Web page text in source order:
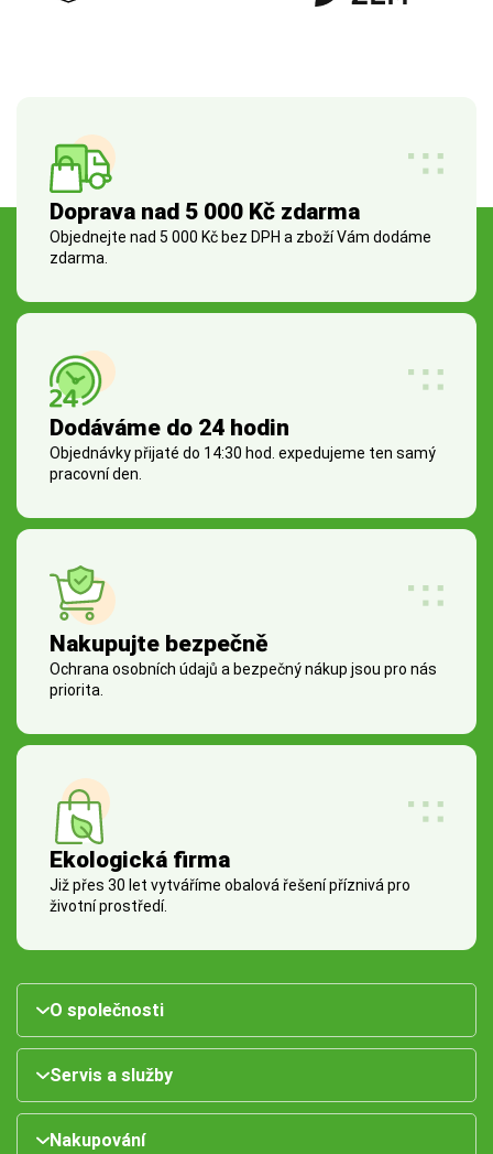
Doprava nad 5 000 Kč zdarma
Objednejte nad 5 000 Kč bez DPH a zboží Vám dodáme
zdarma.
Dodáváme do 24 hodin
Objednávky přijaté do 14:30 hod. expedujeme ten samý
pracovní den.
Nakupujte bezpečně
Ochrana osobních údajů a bezpečný nákup jsou pro nás
priorita.
Ekologická firma
Již přes 30 let vytváříme obalová řešení příznivá pro
životní prostředí.
O společnosti
Servis a služby
Nakupování